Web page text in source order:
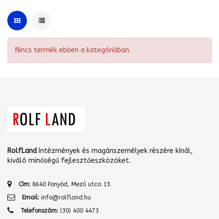
Nincs termék ebben a kategóriában.
RolfLandIntézmények és magánszemélyek részére kínál,
kiváló minőségű fejlesztőeszközöket.
Cím: 8640 Fonyód, Mező utca 13.
Email: info@rolfland.hu
Telefonszám: (30) 400 4473